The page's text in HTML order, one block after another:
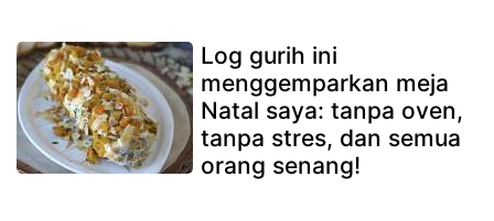
Log gurih ini
menggemparkan meja
Natal saya: tanpa oven,
tanpa stres, dan semua
orang senang!